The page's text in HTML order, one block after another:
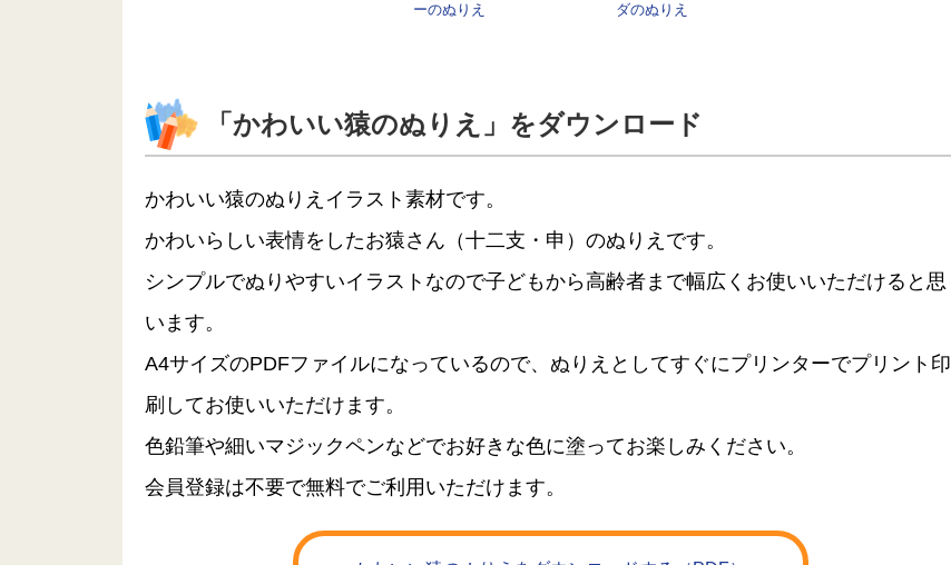
ーのぬりえ
ダのぬりえ
「かわいい猿のぬりえ」をダウンロード
かわいい猿のぬりえイラスト素材です。
かわいらしい表情をしたお猿さん（十二支・申）のぬりえです。
シンプルでぬりやすいイラストなので子どもから高齢者まで幅広くお使いいただけると思
います。
A4サイズのPDFファイルになっているので、ぬりえとしてすぐにプリンターでプリント印
刷してお使いいただけます。
色鉛筆や細いマジックペンなどでお好きな色に塗ってお楽しみください。
会員登録は不要で無料でご利用いただけます。